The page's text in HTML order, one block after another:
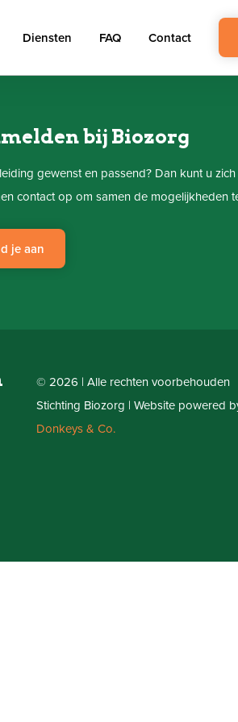
Diensten FAQ Contact
bij Biozorg
gewenst en passend? Dan kunt u
contact op om samen de mogelijkheden
je aan
© 2026 | Alle rechten voorbehouden
Stichting Biozorg | Website powered
Donkeys & Co.